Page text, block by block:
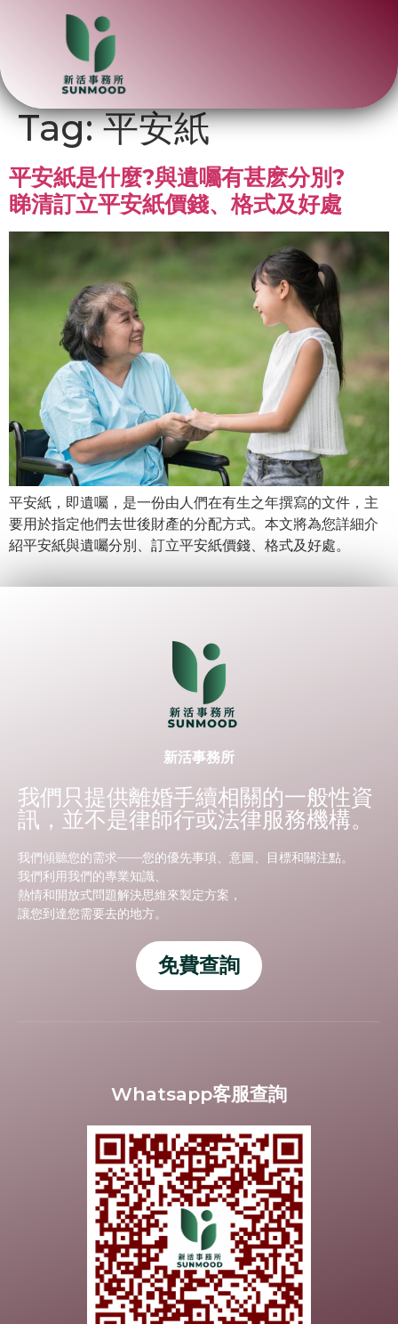
Tag:平安紙
平安紙是什麼?與遺囑有甚麽分別?
睇清訂立平安紙價錢、格式及好處
平安紙，即遺囑，是一份由人們在有生之年撰寫的文件，主
要用於指定他們去世後財產的分配方式。本文將為您詳細介
紹平安紙與遺囑分別、訂立平安紙價錢、格式及好處。
新活事務所
我們只提供離婚手續相關的一般性資
訊，並不是律師行或法律服務機構。
我們傾聽您的需求——您的優先事項、意圖、目標和關注點。
我們利用我們的專業知識、
熱情和開放式問題解決思維來製定方案，
讓您到達您需要去的地方。
免費查詢
Whatsapp客服查詢